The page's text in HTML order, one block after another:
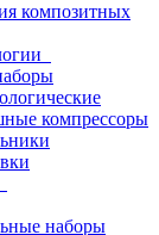
композитных
компрессоры
наборы